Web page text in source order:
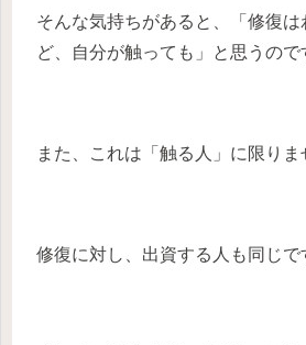
そんな気持ちがあると、「修復
ど、自分が触っても」と思うので
また、これは「触る人」に限りま
修復に対し、出資する人も同じで